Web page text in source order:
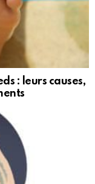
: leurs causes,